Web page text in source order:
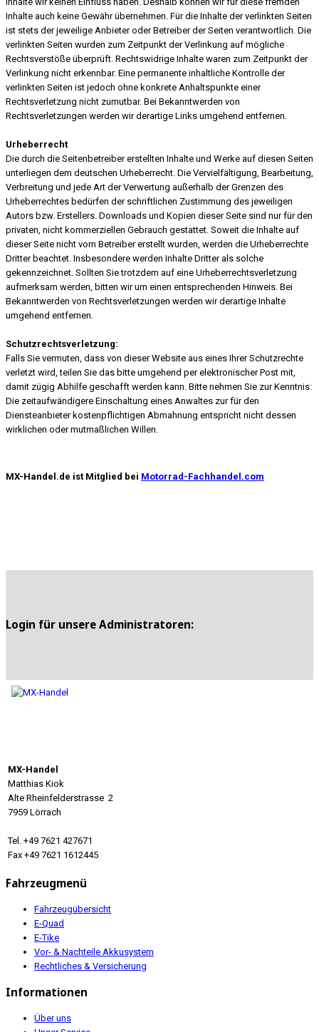
Inhalte auch keine Gewähr übernehmen. Für die Inhalte der verlinkten Seiten
ist stets der jeweilige Anbieter oder Betreiber der Seiten verantwortlich. Die
verlinkten Seiten wurden zum Zeitpunkt der Verlinkung auf mögliche
Rechtsverstöße überprüft. Rechtswidrige Inhalte waren zum Zeitpunkt der
Verlinkung nicht erkennbar. Eine permanente inhaltliche Kontrolle der
verlinkten Seiten ist jedoch ohne konkrete Anhaltspunkte einer
Rechtsverletzung nicht zumutbar. Bei Bekanntwerden von
Rechtsverletzungen werden wir derartige Links umgehend entfernen.
Urheberrecht
Die durch die Seitenbetreiber erstellten Inhalte und Werke auf diesen Seiten
unterliegen dem deutschen Urheberrecht. Die Vervielfältigung, Bearbeitung,
Verbreitung und jede Art der Verwertung außerhalb der Grenzen des
Urheberrechtes bedürfen der schriftlichen Zustimmung des jeweiligen
Autors bzw. Erstellers. Downloads und Kopien dieser Seite sind nur für den
privaten, nicht kommerziellen Gebrauch gestattet. Soweit die Inhalte auf
dieser Seite nicht vom Betreiber erstellt wurden, werden die Urheberrechte
Dritter beachtet. Insbesondere werden Inhalte Dritter als solche
gekennzeichnet. Sollten Sie trotzdem auf eine Urheberrechtsverletzung
aufmerksam werden, bitten wir um einen entsprechenden Hinweis. Bei
Bekanntwerden von Rechtsverletzungen werden wir derartige Inhalte
umgehend entfernen.
Schutzrechtsverletzung:
Falls Sie vermuten, dass von dieser Website aus eines Ihrer Schutzrechte
verletzt wird, teilen Sie das bitte umgehend per elektronischer Post mit,
damit zügig Abhilfe geschafft werden kann. Bitte nehmen Sie zur Kenntnis:
Die zeitaufwändigere Einschaltung eines Anwaltes zur für den
Diensteanbieter kostenpflichtigen Abmahnung entspricht nicht dessen
wirklichen oder mutmaßlichen Willen.
MX-Handel.de ist Mitglied bei Motorrad-Fachhandel.com
Login für unsere Administratoren:
MX-Handel
Matthias Kiok
Alte Rheinfelderstrasse 2
7959 Lörrach
Tel. +49 7621 427671
Fax +49 7621 1612445
Fahrzeugmenü
Fahrzeugübersicht
E-Quad
E-Tike
Vor- & Nachteile Akkusystem
Rechtliches & Versicherung
Informationen
Über uns